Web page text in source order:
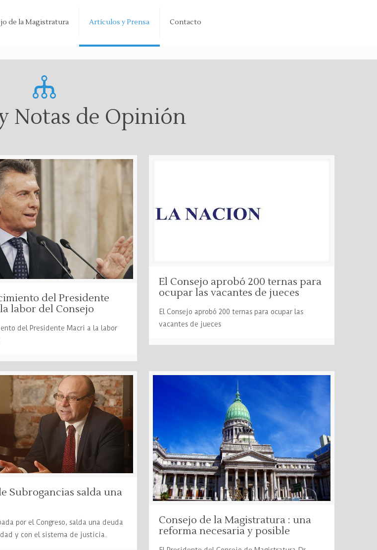
de la Magistratura Artículos y Prensa Contacto
Notas de Opinión
del Presidente
labor del Consejo
del Presidente Macri a la labor
El Consejo aprobó 200 ternas para
ocupar las vacantes de jueces
El Consejo aprobó 200 ternas para ocupar las
vacantes de jueces
Subrogancias salda una
por el Congreso, salda una deuda
y con el sistema de justicia.
Consejo de la Magistratura : una
reforma necesaria y posible